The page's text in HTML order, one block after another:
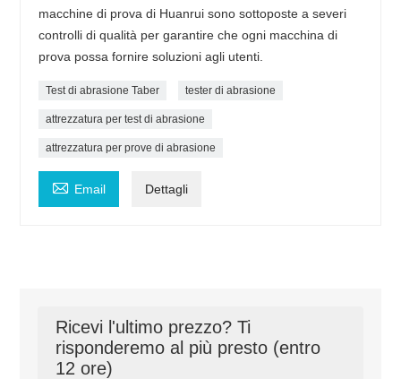
macchine di prova di Huanrui sono sottoposte a severi
controlli di qualità per garantire che ogni macchina di
prova possa fornire soluzioni agli utenti.
Test di abrasione Taber tester di abrasione
attrezzatura per test di abrasione
attrezzatura per prove di abrasione
 Email Dettagli
Ricevi l'ultimo prezzo? Ti
risponderemo al più presto (entro
12 ore)